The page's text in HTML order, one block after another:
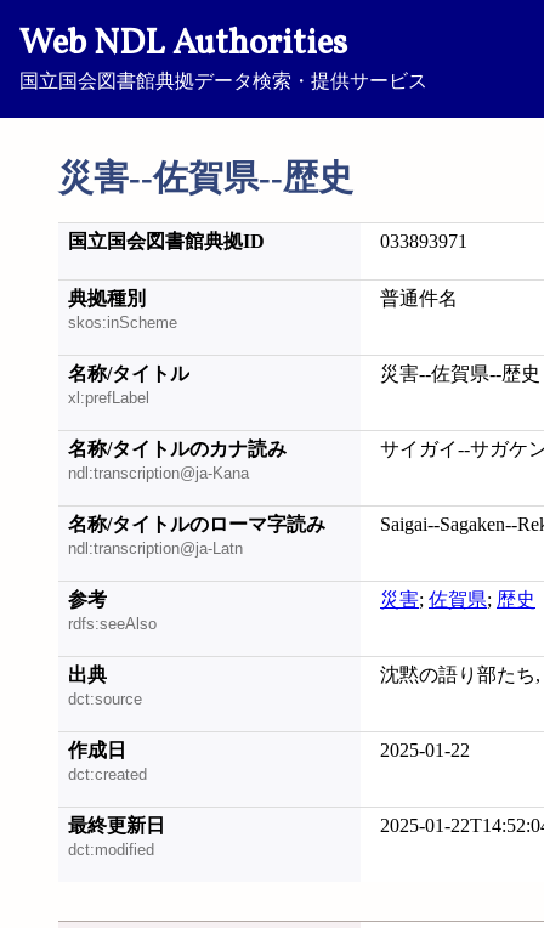
Web NDL Authorities
国立国会図書館典拠データ検索・提供サービス
災害--佐賀県--歴史
国立国会図書館典拠ID 033893971
典拠種別
skos:inScheme
普通件名
名称/タイトル
xl:prefLabel
災害--佐賀県--歴史
名称/タイトルのカナ読み
ndl:transcription@ja-Kana
サイガイ--サガケ
名称/タイトルのローマ字読み
ndl:transcription@ja-Latn
Saigai--Sagaken--
参考
rdfs:seeAlso
災害; 佐賀県; 歴史
出典
dct:source
沈黙の語り部たち,
作成日
dct:created
2025-01-22
最終更新日
dct:modified
2025-01-